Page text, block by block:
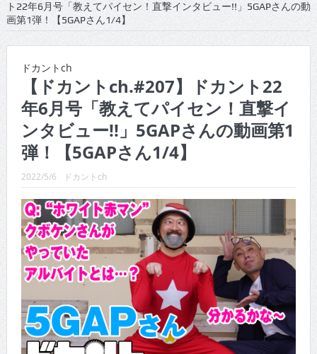
CINEMA×STYLE 288号
CINEMA×STYLE 287号
CINEMA×STYLE 286号
CINEMA×STYLE 285号
CINEMA×STYLE 294号
CINEMA×STYLE 293号
CINEMA×STYLE 292号
CINEMA×STYLE 291号
ト22年6月号「教えてパイセン！直撃インタビュー!!」5GAPさんの動
画第1弾！【5GAPさん1/4】
ドカントch
【ドカントch.#207】ドカント22
年6月号「教えてパイセン！直撃イ
ンタビュー!!」5GAPさんの動画第1
弾！【5GAPさん1/4】
2022/5/6 ドカントch